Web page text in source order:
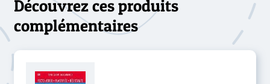
Découvrez ces produits
complémentaires